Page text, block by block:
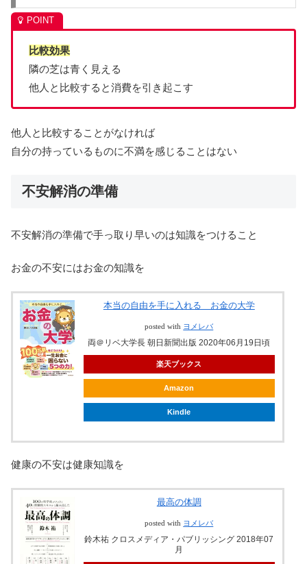
比較効果
隣の芝は青く見える
他人と比較すると消費を引き起こす
他人と比較することがなければ
自分の持っているものに不満を感じることはない
不安解消の準備
不安解消の準備で手っ取り早いのは知識をつけること
お金の不安にはお金の知識を
本当の自由を手に入れる お金の大学
posted with ヨメレバ
両＠リベ大学長 朝日新聞出版 2020年06月19日頃
楽天ブックス
Amazon
Kindle
健康の不安は健康知識を
最高の体調
posted with ヨメレバ
鈴木祐 クロスメディア・パブリッシング 2018年07
月